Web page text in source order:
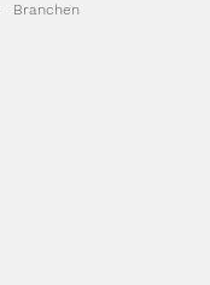
Branchen